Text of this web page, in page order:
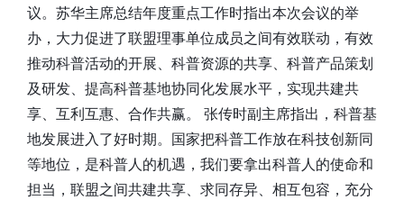
议。苏华主席总结年度重点工作时指出本次会议的举
办，大力促进了联盟理事单位成员之间有效联动，有效
推动科普活动的开展、科普资源的共享、科普产品策划
及研发、提高科普基地协同化发展水平，实现共建共
享、互利互惠、合作共赢。 张传时副主席指出，科普基
地发展进入了好时期。国家把科普工作放在科技创新同
等地位，是科普人的机遇，我们要拿出科普人的使命和
担当，联盟之间共建共享、求同存异、相互包容，充分